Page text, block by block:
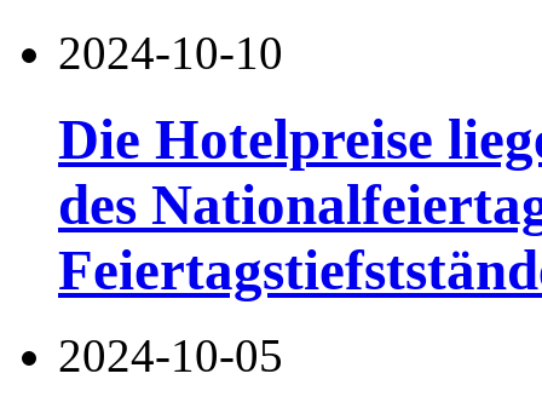
2024-10-10
Die Hotelpreise
des
2024-10-05